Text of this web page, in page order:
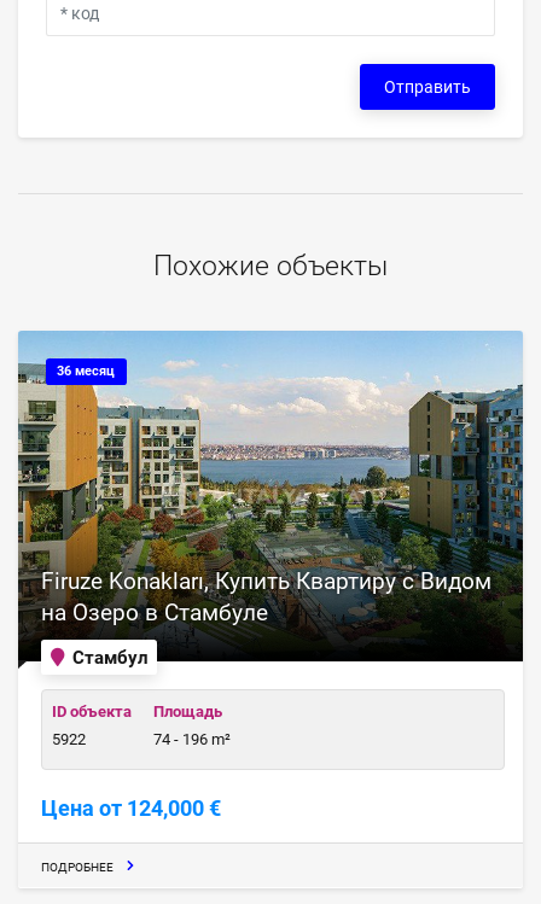
Отправить
Похожие объекты
36 месяц
Стамбул
Firuze Konakları, Купить Квартиру с Видом
на Озеро в Стамбуле
ID объекта
5922
Площадь
74 - 196 m²
Цена от 124,000 €
ПОДРОБНЕЕ